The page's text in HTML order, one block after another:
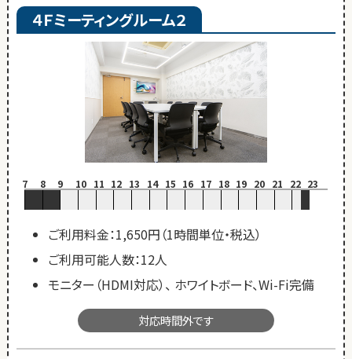
４Ｆミーティングルーム２
7 8 9 10 11 12 13 14 15 16 17 18 19 20 21 22 23
ご利用料金：1,650円（1時間単位・税込）
ご利用可能人数：12人
モニター（HDMI対応）、 ホワイトボード、Wi-Fi完備
対応時間外です